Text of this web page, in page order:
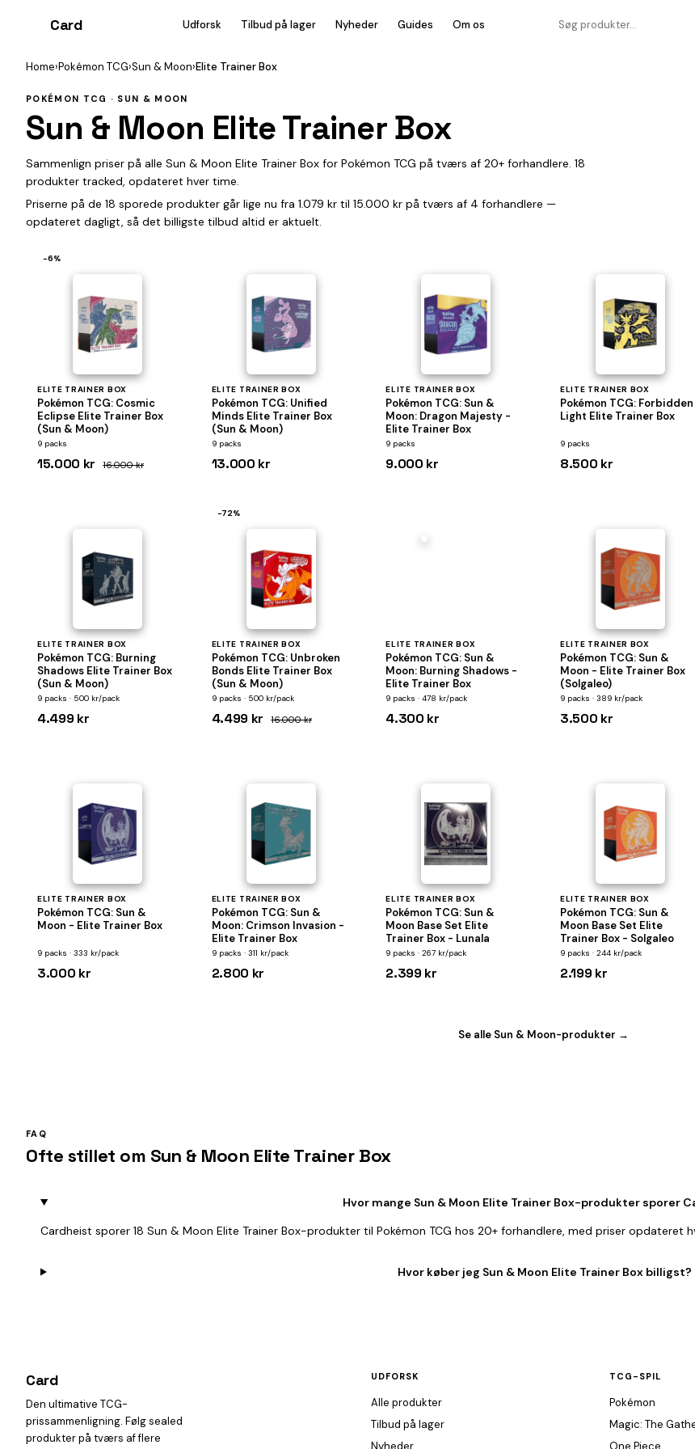
Card Udforsk Tilbud på lager Nyheder Guides Om os
Home›Pokémon TCG›Sun & Moon›Elite Trainer Box
POKÉMON TCG · SUN & MOON
Sun & Moon Elite Trainer Box
Sammenlign priser på alle Sun & Moon Elite Trainer Box for Pokémon TCG på tværs af 20+ forhandlere. 18
produkter tracked, opdateret hver time.
Priserne på de 18 sporede produkter går lige nu fra 1.079 kr til 15.000 kr på tværs af 4 forhandlere —
opdateret dagligt, så det billigste tilbud altid er aktuelt.
−6%
ELITE TRAINER BOX
Pokémon TCG: Cosmic
Eclipse Elite Trainer Box
(Sun & Moon)
9 packs
15.000 kr 16.000 kr
ELITE TRAINER BOX
Pokémon TCG: Unified
Minds Elite Trainer Box
(Sun & Moon)
9 packs
13.000 kr
ELITE TRAINER BOX
Pokémon TCG: Sun &
Moon: Dragon Majesty -
Elite Trainer Box
9 packs
9.000 kr
ELITE TRAINER BOX
Pokémon TCG: Forbidden
Light Elite Trainer Box
9 packs
8.500 kr
ELITE TRAINER BOX
Pokémon TCG: Burning
Shadows Elite Trainer Box
(Sun & Moon)
9 packs · 500 kr/pack
4.499 kr
−72%
ELITE TRAINER BOX
Pokémon TCG: Unbroken
Bonds Elite Trainer Box
(Sun & Moon)
9 packs · 500 kr/pack
4.499 kr 16.000 kr
ELITE TRAINER BOX
Pokémon TCG: Sun &
Moon: Burning Shadows -
Elite Trainer Box
9 packs · 478 kr/pack
4.300 kr
ELITE TRAINER BOX
Pokémon TCG: Sun &
Moon - Elite Trainer Box
(Solgaleo)
9 packs · 389 kr/pack
3.500 kr
ELITE TRAINER BOX
Pokémon TCG: Sun &
Moon - Elite Trainer Box
9 packs · 333 kr/pack
3.000 kr
ELITE TRAINER BOX
Pokémon TCG: Sun &
Moon: Crimson Invasion -
Elite Trainer Box
9 packs · 311 kr/pack
2.800 kr
ELITE TRAINER BOX
Pokémon TCG: Sun &
Moon Base Set Elite
Trainer Box - Lunala
9 packs · 267 kr/pack
2.399 kr
ELITE TRAINER BOX
Pokémon TCG: Sun &
Moon Base Set Elite
Trainer Box - Solgaleo
9 packs · 244 kr/pack
2.199 kr
Se alle Sun & Moon-produkter →
FAQ
Ofte stillet om Sun & Moon Elite Trainer Box
Hvor mange Sun & Moon Elite Trainer Box-produkter sporer
Cardheist sporer 18 Sun & Moon Elite Trainer Box-produkter til Pokémon TCG hos 20+ forhandlere, med priser opdateret
Hvor køber jeg Sun & Moon Elite Trainer Box billigst?
Card
Den ultimative TCG-
prissammenligning. Følg sealed
produkter på tværs af flere
UDFORSK
Alle produkter
Tilbud på lager
Nyheder
TCG-SPIL
Pokémon
Magic: The
One Piece